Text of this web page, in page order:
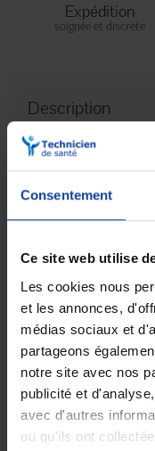
Consentement
Ce site web utilise
Les cookies nous
et les annonces,
médias sociaux et
partageons
notre site avec nos
publicité et
avec d'autres
ou qu'ils ont
Expédition
soignée et discrète
Description
Un coussin de
douleurs
Thermogel de Pic
dos, la cuisse ou l'épaule.
Pourquoi
Le chaud et le froid sont
à leurs
importantes
Vous souffrez de
rhumatismes ou
utilisant la partie
rapidement.